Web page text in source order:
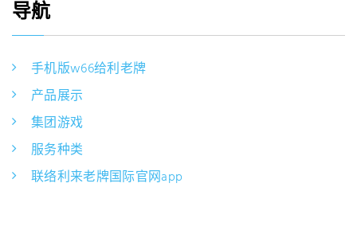
导航
手机版w66给利老牌
产品展示
集团游戏
服务种类
联络利来老牌国际官网app